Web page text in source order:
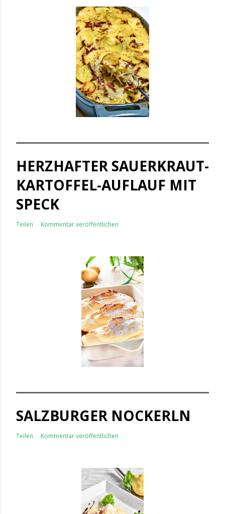
HERZHAFTER SAUERKRAUT-
KARTOFFEL-AUFLAUF MIT
SPECK
Teilen Kommentar veröffentlichen
SALZBURGER NOCKERLN
Teilen Kommentar veröffentlichen